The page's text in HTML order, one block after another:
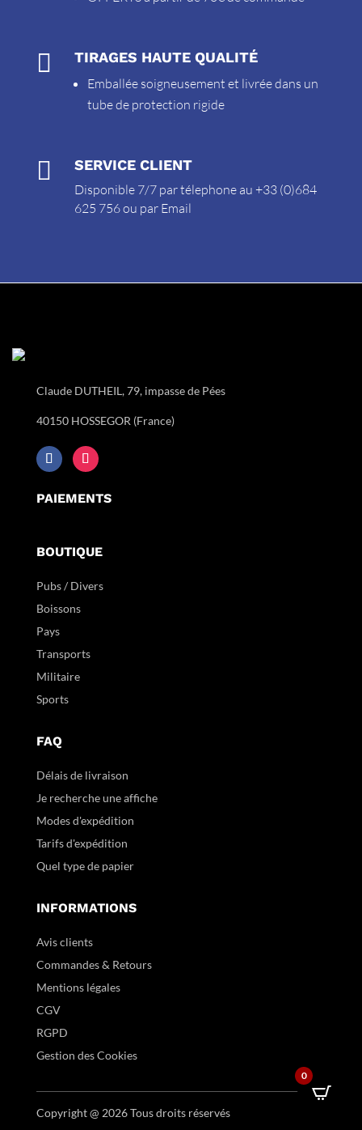
 TIRAGES HAUTE QUALITÉ
Emballée soigneusement et livrée dans un
tube de protection rigide
 SERVICE CLIENT
Disponible 7/7 par télephone au +33 (0)684
625 756 ou par Email
Claude DUTHEIL, 79, impasse de Pées
40150 HOSSEGOR (France)
PAIEMENTS
BOUTIQUE
Pubs / Divers
Boissons
Pays
Transports
Militaire
Sports
FAQ
Délais de livraison
Je recherche une affiche
Modes d'expédition
Tarifs d'expédition
Quel type de papier
INFORMATIONS
Avis clients
Commandes & Retours
Mentions légales
CGV
RGPD
Gestion des Cookies
Copyright @ 2026 Tous droits réservés
0